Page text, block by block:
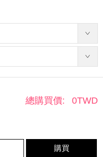
總購買價: 0TWD
購買